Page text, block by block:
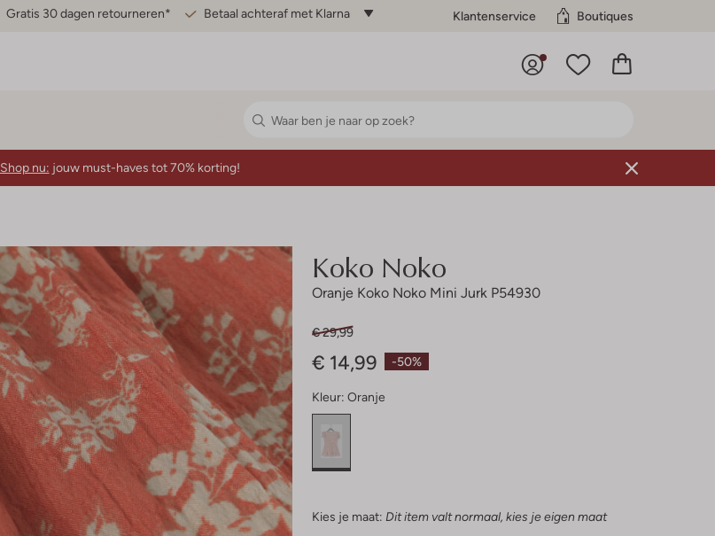
Gratis 30 dagen retourneren* Betaal achteraf met Klarna Klantenservice Boutiques
Shop nu: jouw must-haves tot 70% korting!
Koko Noko
Oranje Koko Noko Mini Jurk P54930
-50%
€ 29,99
€ 14,99
Kleur: Oranje
Kies je maat: Dit item valt normaal, kies je eigen maat